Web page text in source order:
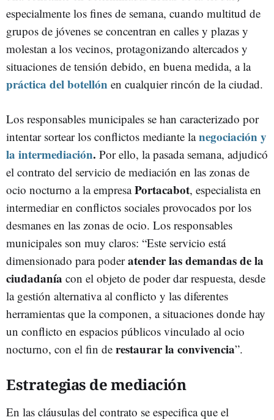
especialmente los fines de semana, cuando multitud de
grupos de jóvenes se concentran en calles y plazas y
molestan a los vecinos, protagonizando altercados y
situaciones de tensión debido, en buena medida, a la
práctica del botellón en cualquier rincón de la ciudad.
Los responsables municipales se han caracterizado por
intentar sortear los conflictos mediante lanegociación y
la intermediación. Por ello, la pasada semana, adjudicó
el contrato del servicio de mediación en las zonas de
ocio nocturno a la empresaPortacabot, especialista en
intermediar en conflictos sociales provocados por los
desmanes en las zonas de ocio. Los responsables
municipales son muy claros: “Este servicio está
dimensionado para poderatender las demandas de la
ciudadanía con el objeto de poder dar respuesta, desde
la gestión alternativa al conflicto y las diferentes
herramientas que la componen, a situaciones donde hay
un conflicto en espacios públicos vinculado al ocio
nocturno, con el fin de restaurar la convivencia”.
Estrategias de mediación
En las cláusulas del contrato se especifica que el